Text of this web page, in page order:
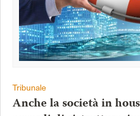
Tribunale
Anche la società in